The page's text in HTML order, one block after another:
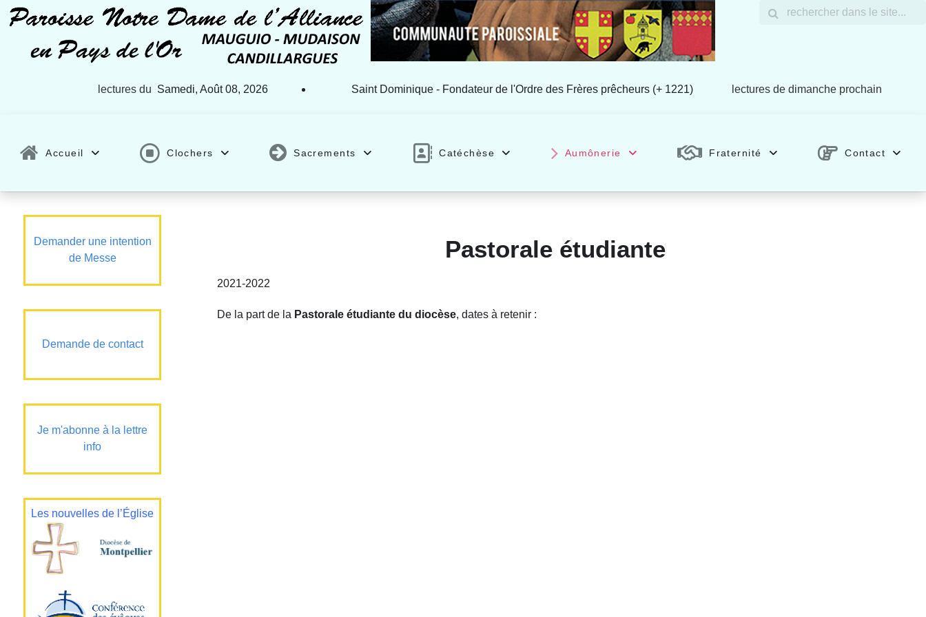
lectures du Samedi, Août 08, 2026 Saint Dominique - Fondateur de l'Ordre des Frères prêcheurs (+ 1221) lectures de dimanche prochain
Accueil Clochers Sacrements Catéchèse Aumônerie Fraternité Contact
Demander une intention
de Messe
Demande de contact
Je m'abonne à la lettre
info
Les nouvelles de l’Église
Pastorale étudiante
2021-2022
De la part de la Pastorale étudiante du diocèse, dates à retenir :